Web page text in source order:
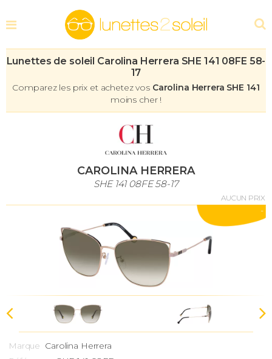
Lunettes de soleil Carolina Herrera SHE 141 08FE 58-
17
Comparez les prix et achetez vos Carolina Herrera SHE 141
moins cher !
CAROLINA HERRERA
SHE 141 08FE 58-17
AUCUN PRIX
-
Marque Carolina Herrera